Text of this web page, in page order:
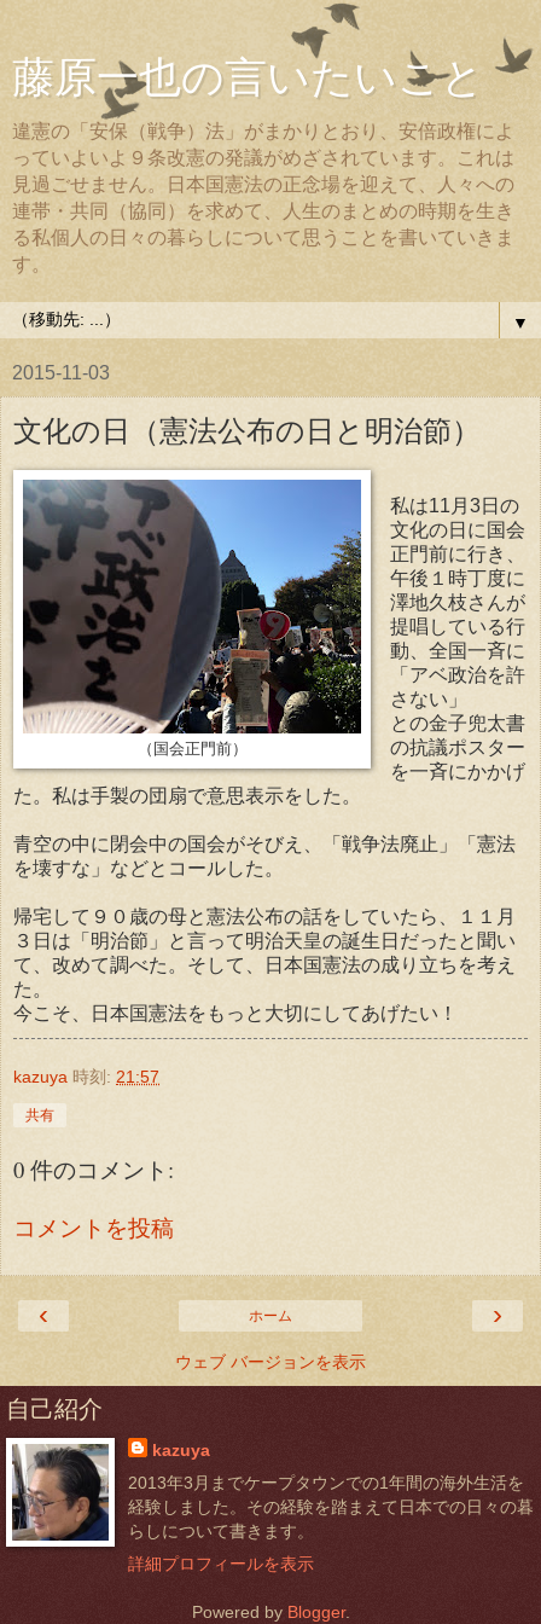
藤原一也の言いたいこと
違憲の「安保（戦争）法」がまかりとおり、安倍政権によ
っていよいよ９条改憲の発議がめざされています。これは
見過ごせません。日本国憲法の正念場を迎えて、人々への
連帯・共同（協同）を求めて、人生のまとめの時期を生き
る私個人の日々の暮らしについて思うことを書いていきま
す。
▼
2015-11-03
文化の日（憲法公布の日と明治節）
（国会正門前）
私は11月3日の
文化の日に国会
正門前に行き、
午後１時丁度に
澤地久枝さんが
提唱している行
動、全国一斉に
「アベ政治を許
さない」
との金子兜太書
の抗議ポスター
を一斉にかかげ
た。私は手製の団扇で意思表示をした。
青空の中に閉会中の国会がそびえ、「戦争法廃止」「憲法
を壊すな」などとコールした。
帰宅して９０歳の母と憲法公布の話をしていたら、１１月
３日は「明治節」と言って明治天皇の誕生日だったと聞い
て、改めて調べた。そして、日本国憲法の成り立ちを考え
た。
今こそ、日本国憲法をもっと大切にしてあげたい！
kazuya 時刻: 21:57
共有
0 件のコメント:
コメントを投稿
‹ ›
ホーム
ウェブ バージョンを表示
自己紹介
kazuya
2013年3月までケープタウンでの1年間の海外生活を
経験しました。その経験を踏まえて日本での日々の暮
らしについて書きます。
詳細プロフィールを表示
Powered by Blogger.